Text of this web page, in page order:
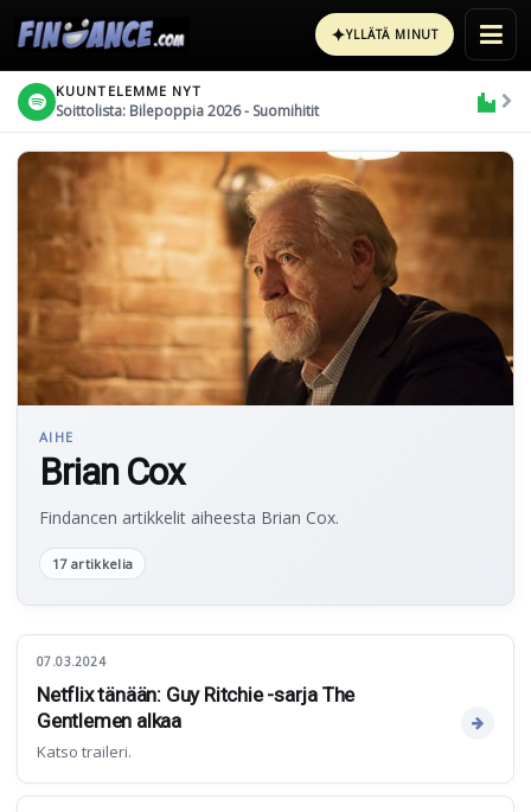
✦YLLÄTÄ MINUT
KUUNTELEMME NYT
Soittolista: Bilepoppia 2026 - Suomihitit
AIHE
Brian Cox
Findancen artikkelit aiheesta Brian Cox.
17 artikkelia
07.03.2024
Netflix tänään: Guy Ritchie -sarja The
Gentlemen alkaa
Katso traileri.